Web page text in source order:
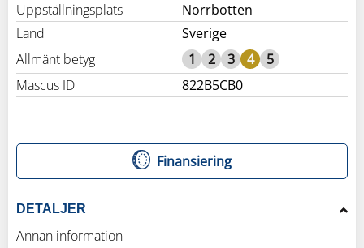
Uppställningsplats
Norrbotten
Land
Sverige
Allmänt betyg
1 2 3 4
5
Mascus ID
822B5CB0
Finansiering
DETALJER
Annan information